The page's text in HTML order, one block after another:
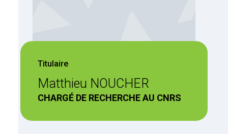
Titulaire
Matthieu NOUCHER
CHARGÉ DE RECHERCHE AU CNRS